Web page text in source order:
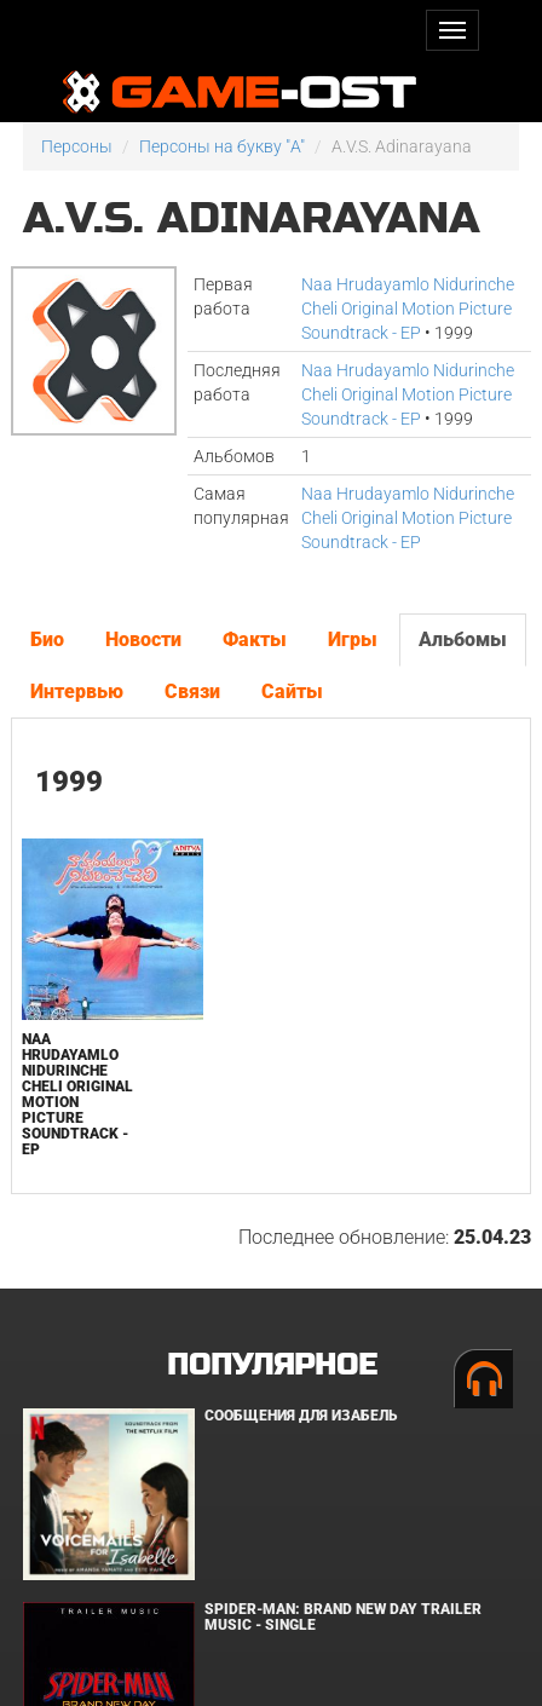
Персоны Персоны на букву "A" A.V.S. Adinarayana
A.V.S. ADINARAYANA
Первая
работа
Naa Hrudayamlo Nidurinche
Cheli Original Motion Picture
Soundtrack - EP • 1999
Последняя
работа
Naa Hrudayamlo Nidurinche
Cheli Original Motion Picture
Soundtrack - EP • 1999
Альбомов
1
Самая
популярная
Naa Hrudayamlo Nidurinche
Cheli Original Motion Picture
Soundtrack - EP
Био Новости Факты Игры Альбомы
Интервью Связи Сайты
1999
NAA
HRUDAYAMLO
NIDURINCHE
CHELI ORIGINAL
MOTION
PICTURE
SOUNDTRACK -
EP
Последнее обновление:25.04.23
ПОПУЛЯРНОЕ
СООБЩЕНИЯ ДЛЯ ИЗАБЕЛЬ
SPIDER-MAN: BRAND NEW DAY TRAILER
MUSIC - SINGLE